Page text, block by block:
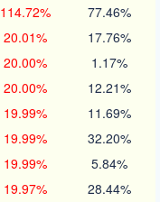
114.72% 77.46%
20.01% 17.76%
20.00% 1.17%
20.00% 12.21%
19.99% 11.69%
19.99% 32.20%
19.99% 5.84%
19.97% 28.44%